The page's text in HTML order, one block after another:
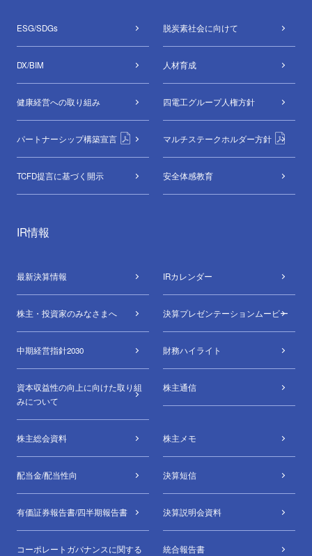
ESG/SDGs 脱炭素社会に向けて
DX/BIM ⼈材育成
健康経営への取り組み 四電工グループ人権方針
パートナーシップ構築宣言 マルチステークホルダー方針
TCFD提言に基づく開示 安全体感教育
IR情報
最新決算情報 IRカレンダー
株主・投資家のみなさまへ 決算プレゼンテーションムービー
中期経営指針2030 財務ハイライト
資本収益性の向上に向けた取り組
みについて
株主通信
株主総会資料 株主メモ
配当金/配当性向 決算短信
有価証券報告書/四半期報告書 決算説明会資料
コーポレートガバナンスに関する
統合報告書